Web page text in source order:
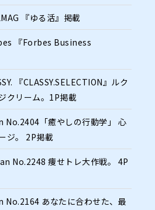
『ゆる活』掲載
『Forbes Business
『CLASSY.SELECTION』ルク
クリーム。1P掲載
No.2404「癒やしの行動学」 心
ジ。 2P掲載
No.2248 痩せトレ大作戦。 4P
No.2164 あなたに合わせた、最